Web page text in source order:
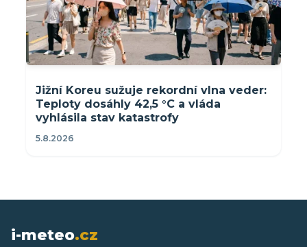
Jižní Koreu sužuje rekordní vlna veder:
Teploty dosáhly 42,5 °C a vláda
vyhlásila stav katastrofy
5.8.2026
i-meteo.cz